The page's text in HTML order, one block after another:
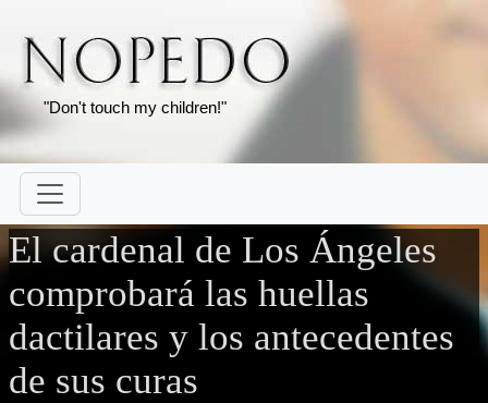
"Don't touch my children!"
El cardenal de Los Ángeles
comprobará las huellas
dactilares y los antecedentes
de sus curas